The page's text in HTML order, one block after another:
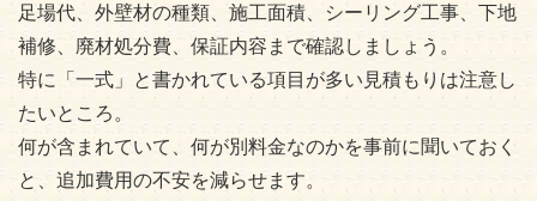
足場代、外壁材の種類、施工面積、シーリング工事、下地
補修、廃材処分費、保証内容まで確認しましょう。
特に「一式」と書かれている項目が多い見積もりは注意し
たいところ。
何が含まれていて、何が別料金なのかを事前に聞いておく
と、追加費用の不安を減らせます。